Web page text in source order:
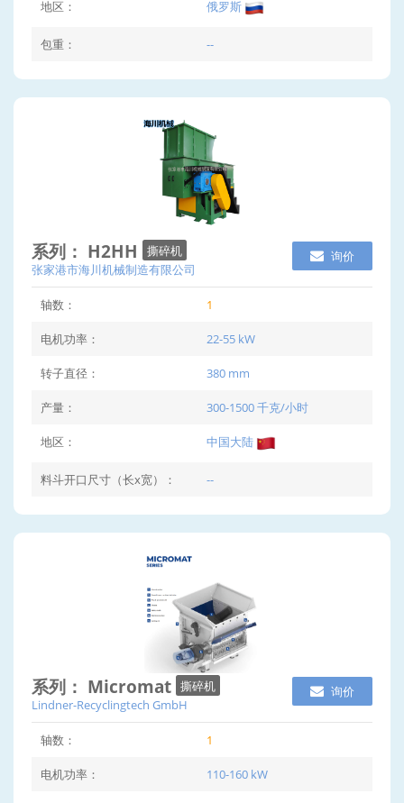
地区： 俄罗斯
包重： --
系列： H2HH
撕碎机
张家港市海川机械制造有限公司
询价
轴数： 1
电机功率： 22-55 kW
转子直径： 380 mm
产量： 300-1500 千克/小时
地区： 中国大陆
料斗开口尺寸（长x宽）： --
系列： Micromat 撕碎机
Lindner-Recyclingtech GmbH
询价
轴数： 1
电机功率： 110-160 kW